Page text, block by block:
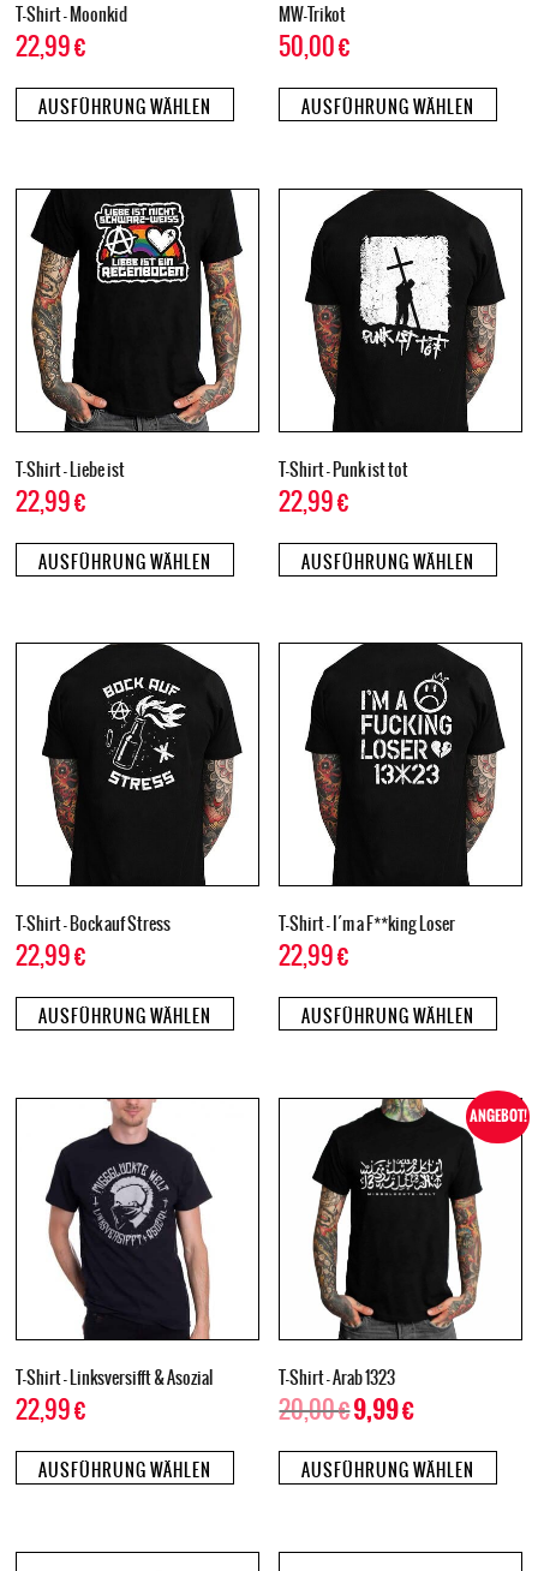
T-Shirt – Moonkid
22,99€
AUSFÜHRUNG WÄHLEN
MW-Trikot
50,00€
AUSFÜHRUNG WÄHLEN
T-Shirt – Liebe ist
22,99€
AUSFÜHRUNG WÄHLEN
T-Shirt – Punk ist tot
22,99€
AUSFÜHRUNG WÄHLEN
T-Shirt – Bock auf Stress
22,99€
AUSFÜHRUNG WÄHLEN
T-Shirt – I´m a F**king Loser
22,99€
AUSFÜHRUNG WÄHLEN
T-Shirt – Linksversifft & Asozial
22,99€
AUSFÜHRUNG WÄHLEN
ANGEBOT!
T-Shirt – Arab 1323
20,00€9,99€
AUSFÜHRUNG WÄHLEN